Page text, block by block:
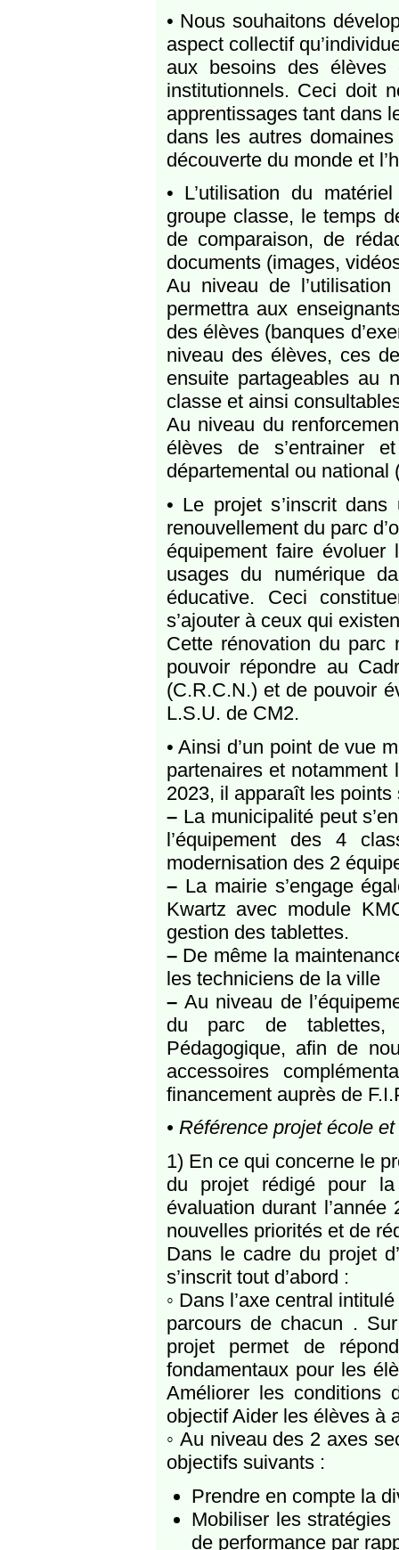
• Nous souhaitons
aspect collectif
aux besoins des élèves
institutionnels. Ceci doit
apprentissages tant dans
dans les autres
découverte du monde et
• L’utilisation du
groupe classe, le temps
de comparaison, de
documents (images,
Au niveau de
permettra aux
des élèves (banques
niveau des élèves, ces
ensuite partageables au
classe et ainsi
Au niveau du
élèves de s’entrainer
départemental ou
• Le projet s’inscrit
renouvellement du parc
équipement faire
usages du numérique
éducative. Ceci
s’ajouter à ceux qui
Cette rénovation du parc
pouvoir répondre au
(C.R.C.N.) et de pouvoir
L.S.U. de CM2.
• Ainsi d’un point de vue
partenaires et
2023, il apparaît les points
–La municipalité peut
l’équipement des 4
modernisation des 2
–La mairie s’engage
Kwartz avec module
gestion des tablettes.
–De même la
les techniciens de la ville
–Au niveau de
du parc de tablettes,
Pédagogique, afin de
accessoires
financement auprès de
• Référence projet école
1) En ce qui concerne le
du projet rédigé pour
évaluation durant
nouvelles priorités et de
Dans le cadre du projet
s’inscrit tout d’abord :
◦ Dans l’axe central
parcours de chacun .
projet permet de
fondamentaux pour les
Améliorer les conditions
objectif Aider les élèves à
◦ Au niveau des 2 axes
objectifs suivants :
Prendre en compte la
Mobiliser les
de performance par